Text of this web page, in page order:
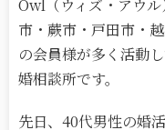
Owl（ウィズ・アウ
市・蕨市・戸田市・
の会員様が多く活動
婚相談所です。
先日、40代男性の婚